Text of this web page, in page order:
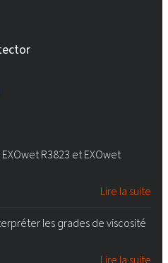
R3823 et EXOwet
Lire la suite
les grades de viscosité
Lire la suite